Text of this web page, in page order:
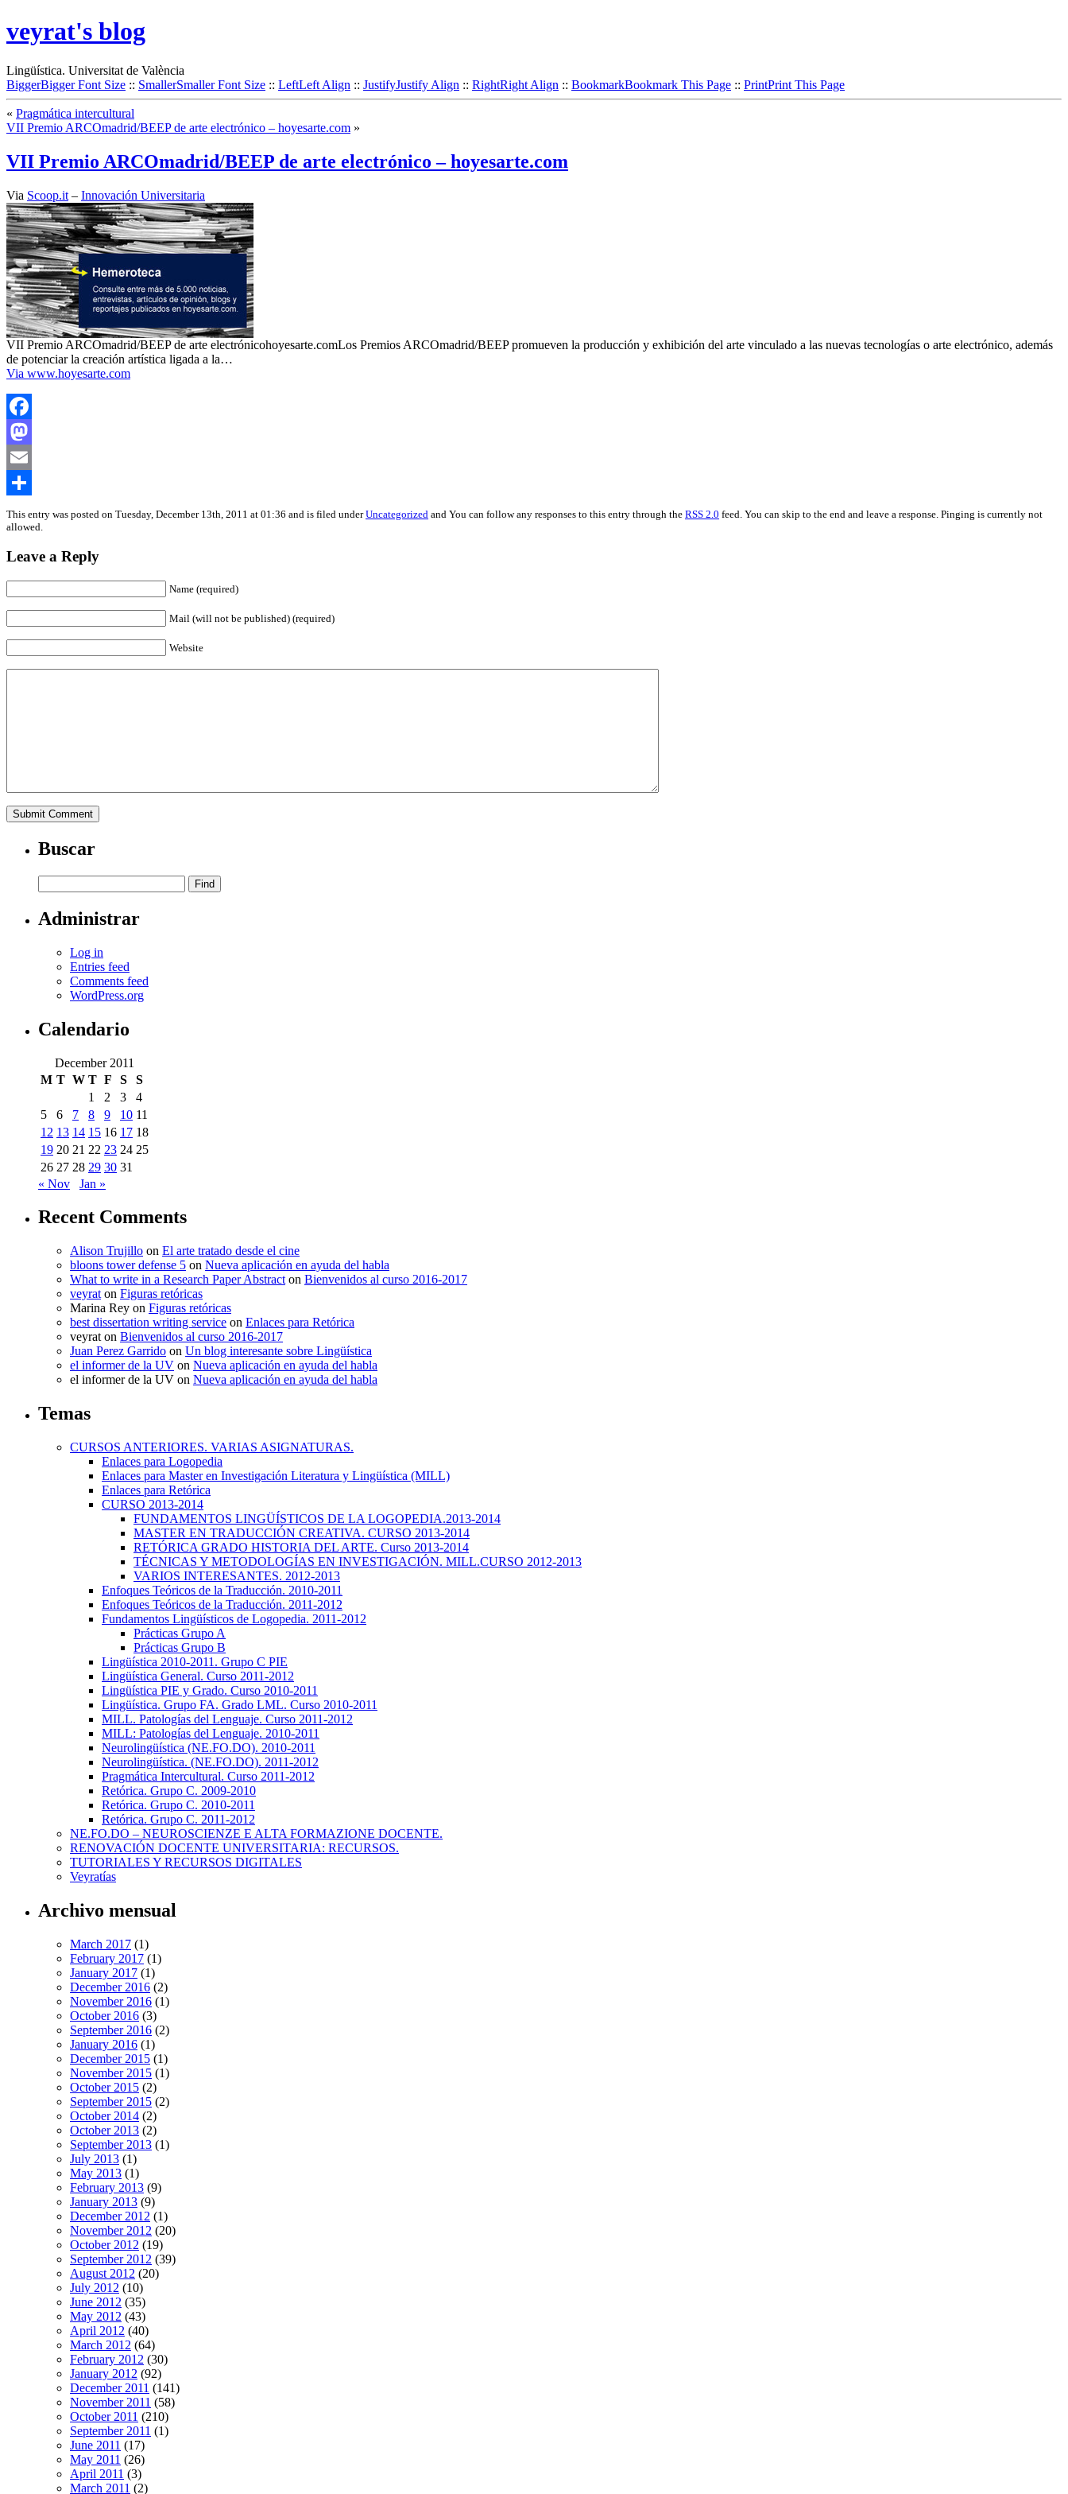
veyrat's blog
Lingüística. Universitat de València
BiggerBigger Font Size :: SmallerSmaller Font Size :: LeftLeft Align :: JustifyJustify Align :: RightRight Align :: BookmarkBookmark This Page :: PrintPrint This Page
« Pragmática intercultural
VII Premio ARCOmadrid/BEEP de arte electrónico – hoyesarte.com »
VII Premio ARCOmadrid/BEEP de arte electrónico – hoyesarte.com
Via Scoop.it – Innovación Universitaria
VII Premio ARCOmadrid/BEEP de arte electrónicohoyesarte.comLos Premios ARCOmadrid/BEEP promueven la producción y exhibición del arte vinculado a las nuevas tecnologías o arte electrónico, además
de potenciar la creación artística ligada a la…
Via www.hoyesarte.com
Facebook
Mastodon
Email
Share
This entry was posted on Tuesday, December 13th, 2011 at 01:36 and is filed underUncategorized and You can follow any responses to this entry through the RSS 2.0 feed. You can skip to the end and leave a response. Pinging is currently not
allowed.
Leave a Reply
Name (required)
Mail (will not be published) (required)
Website
Buscar
Administrar
Log in
Entries feed
Comments feed
WordPress.org
Calendario
December 2011
M T W T F S
S
1
2 3
4
5
6 7 8 9 10 11
12 13 14 15 16 17 18
19 20 21 22 23 24 25
26 27 28 29 30 31
« Nov
Jan »
Recent Comments
Alison Trujillo on El arte tratado desde el cine
bloons tower defense 5 on Nueva aplicación en ayuda del habla
What to write in a Research Paper Abstract on Bienvenidos al curso 2016-2017
veyrat on Figuras retóricas
Marina Rey on Figuras retóricas
best dissertation writing service on Enlaces para Retórica
veyrat on Bienvenidos al curso 2016-2017
Juan Perez Garrido on Un blog interesante sobre Lingüística
el informer de la UV on Nueva aplicación en ayuda del habla
el informer de la UV on Nueva aplicación en ayuda del habla
Temas
CURSOS ANTERIORES. VARIAS ASIGNATURAS.
Enlaces para Logopedia
Enlaces para Master en Investigación Literatura y Lingüística (MILL)
Enlaces para Retórica
CURSO 2013-2014
FUNDAMENTOS LINGÜÍSTICOS DE LA LOGOPEDIA.2013-2014
MASTER EN TRADUCCIÓN CREATIVA. CURSO 2013-2014
RETÓRICA GRADO HISTORIA DEL ARTE. Curso 2013-2014
TÉCNICAS Y METODOLOGÍAS EN INVESTIGACIÓN. MILL.CURSO 2012-2013
VARIOS INTERESANTES. 2012-2013
Enfoques Teóricos de la Traducción. 2010-2011
Enfoques Teóricos de la Traducción. 2011-2012
Fundamentos Lingüísticos de Logopedia. 2011-2012
Prácticas Grupo A
Prácticas Grupo B
Lingüística 2010-2011. Grupo C PIE
Lingüística General. Curso 2011-2012
Lingüística PIE y Grado. Curso 2010-2011
Lingüística. Grupo FA. Grado LML. Curso 2010-2011
MILL. Patologías del Lenguaje. Curso 2011-2012
MILL: Patologías del Lenguaje. 2010-2011
Neurolingüística (NE.FO.DO). 2010-2011
Neurolingüística. (NE.FO.DO). 2011-2012
Pragmática Intercultural. Curso 2011-2012
Retórica. Grupo C. 2009-2010
Retórica. Grupo C. 2010-2011
Retórica. Grupo C. 2011-2012
NE.FO.DO – NEUROSCIENZE E ALTA FORMAZIONE DOCENTE.
RENOVACIÓN DOCENTE UNIVERSITARIA: RECURSOS.
TUTORIALES Y RECURSOS DIGITALES
Veyratías
Archivo mensual
March 2017 (1)
February 2017 (1)
January 2017 (1)
December 2016 (2)
November 2016 (1)
October 2016 (3)
September 2016 (2)
January 2016 (1)
December 2015 (1)
November 2015 (1)
October 2015 (2)
September 2015 (2)
October 2014 (2)
October 2013 (2)
September 2013 (1)
July 2013 (1)
May 2013 (1)
February 2013 (9)
January 2013 (9)
December 2012 (1)
November 2012 (20)
October 2012 (19)
September 2012 (39)
August 2012 (20)
July 2012 (10)
June 2012 (35)
May 2012 (43)
April 2012 (40)
March 2012 (64)
February 2012 (30)
January 2012 (92)
December 2011 (141)
November 2011 (58)
October 2011 (210)
September 2011 (1)
June 2011 (17)
May 2011 (26)
April 2011 (3)
March 2011 (2)